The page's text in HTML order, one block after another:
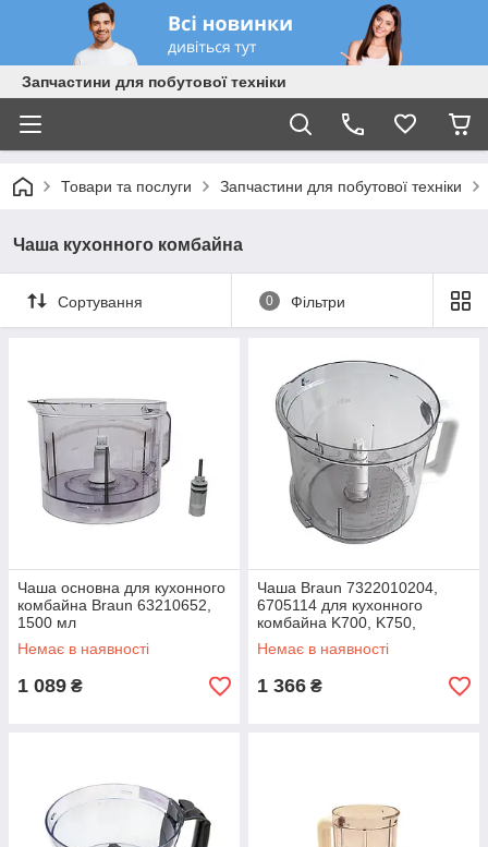
Запчастини для побутової техніки
Товари та послуги Запчастини для побутової техніки
Чаша кухонного комбайна
Сортування 0 Фільтри
Чаша основна для кухонного
комбайна Braun 63210652,
1500 мл
Немає в наявності
1 089 ₴
Чаша Braun 7322010204,
6705114 для кухонного
комбайна K700, K750,
FP3020
Немає в наявності
1 366 ₴